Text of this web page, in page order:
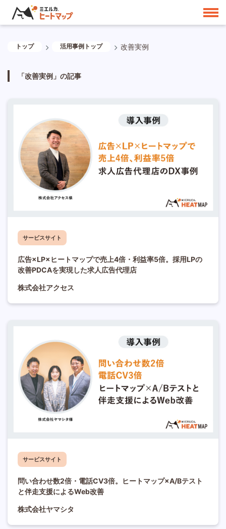
トップ 活用事例トップ 改善実例
「改善実例」の記事
サービスサイト
広告×LP×ヒートマップで売上4倍・利益率5倍。採用LPの
改善PDCAを実現した求人広告代理店
株式会社アクセス
サービスサイト
問い合わせ数2倍・電話CV3倍。ヒートマップ×A/Bテスト
と伴走支援によるWeb改善
株式会社ヤマシタ